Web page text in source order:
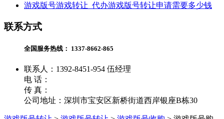
游戏版号游戏转让_代办游戏版号转让申请需要多少钱
联系方式
全国服务热线： 1337-8662-865
联系人：1392-8451-954 伍经理
电 话：
传 真：
公司地址：深圳市宝安区新桥街道西岸银座B栋30